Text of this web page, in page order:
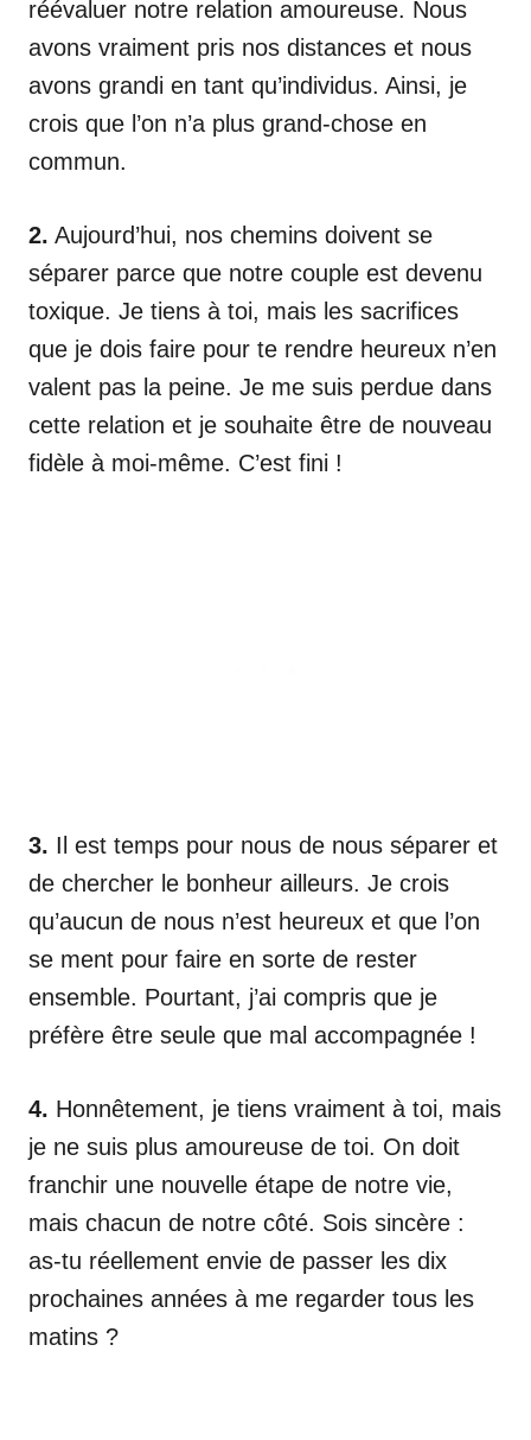
réévaluer notre relation amoureuse. Nous
avons vraiment pris nos distances et nous
avons grandi en tant qu’individus. Ainsi, je
crois que l’on n’a plus grand-chose en
commun.
2. Aujourd’hui, nos chemins doivent se
séparer parce que notre couple est devenu
toxique. Je tiens à toi, mais les sacrifices
que je dois faire pour te rendre heureux n’en
valent pas la peine. Je me suis perdue dans
cette relation et je souhaite être de nouveau
fidèle à moi-même. C’est fini !
3. Il est temps pour nous de nous séparer et
de chercher le bonheur ailleurs. Je crois
qu’aucun de nous n’est heureux et que l’on
se ment pour faire en sorte de rester
ensemble. Pourtant, j’ai compris que je
préfère être seule que mal accompagnée !
4. Honnêtement, je tiens vraiment à toi, mais
je ne suis plus amoureuse de toi. On doit
franchir une nouvelle étape de notre vie,
mais chacun de notre côté. Sois sincère :
as-tu réellement envie de passer les dix
prochaines années à me regarder tous les
matins ?